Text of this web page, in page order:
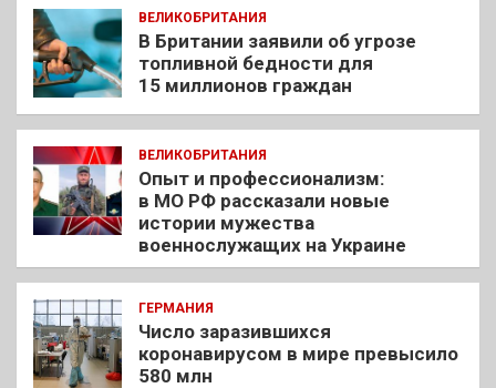
ВЕЛИКОБРИТАНИЯ
В Британии заявили об угрозе
топливной бедности для
15 миллионов граждан
ВЕЛИКОБРИТАНИЯ
Опыт и профессионализм:
в МО РФ рассказали новые
истории мужества
военнослужащих на Украине
ГЕРМАНИЯ
Число заразившихся
коронавирусом в мире превысило
580 млн